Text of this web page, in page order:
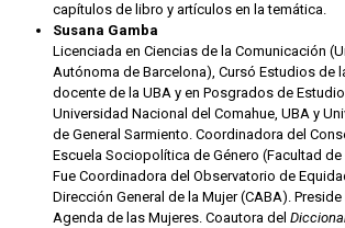
capítulos de libro y artículos en la temática.
Susana Gamba
Licenciada en Ciencias de la Comunicación
Autónoma de Barcelona), Cursó Estudios de
docente de la UBA y en Posgrados de
Universidad Nacional del Comahue, UBA y
de General Sarmiento. Coordinadora del
Escuela Sociopolítica de Género (Facultad de
Fue Coordinadora del Observatorio de
Dirección General de la Mujer (CABA).
Agenda de las Mujeres. Coautora del